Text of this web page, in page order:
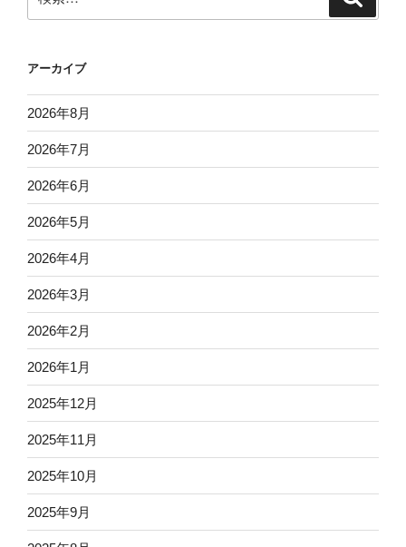
索:
アーカイブ
2026年8月
2026年7月
2026年6月
2026年5月
2026年4月
2026年3月
2026年2月
2026年1月
2025年12月
2025年11月
2025年10月
2025年9月